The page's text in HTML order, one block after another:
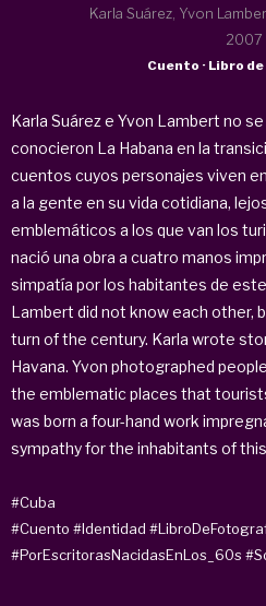
Karla Suárez, Yvon
2007
Cuento · Libro
Karla Suárez e Yvon Lambert no
conocieron La Habana en la
cuentos cuyos personajes viven
a la gente en su vida cotidiana,
emblemáticos a los que van los
nació una obra a cuatro manos
simpatía por los habitantes de este
Lambert did not know each other,
turn of the century. Karla wrote
Havana. Yvon photographed
the emblematic places that
was born a four-hand work
sympathy for the inhabitants of
#Cuba
#Cuento #Identidad
#PorEscritorasNacidasEnLos_60s